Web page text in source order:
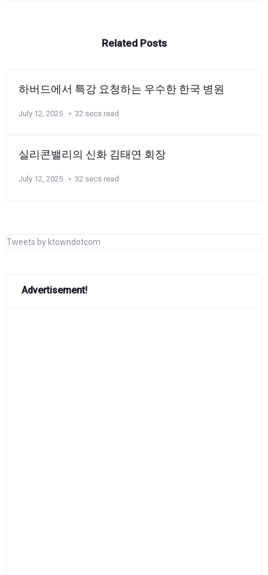
Related Posts
하버드에서 특강 요청하는 우수한 한국 병원
July 12, 2025 32 secs read
실리콘밸리의 신화 김태연 회장
July 12, 2025 32 secs read
Tweets by ktowndotcom
Advertisement!